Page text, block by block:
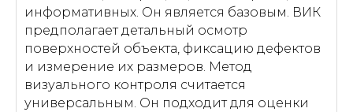
информативных. Он является базовым. ВИК
предполагает детальный осмотр
поверхностей объекта, фиксацию дефектов
и измерение их размеров. Метод
визуального контроля считается
универсальным. Он подходит для оценки